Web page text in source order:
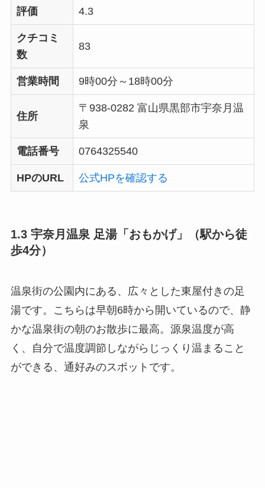
評価 4.3
クチコミ
数
83
営業時間 9時00分～18時00分
住所
〒938-0282 富山県黒部市宇奈月温
泉
電話番号 0764325540
HPのURL 公式HPを確認する
1.3 宇奈月温泉 足湯「おもかげ」（駅から徒
歩4分）
温泉街の公園内にある、広々とした東屋付きの足
湯です。こちらは早朝6時から開いているので、静
かな温泉街の朝のお散歩に最高。源泉温度が高
く、自分で温度調節しながらじっくり温まること
ができる、通好みのスポットです。